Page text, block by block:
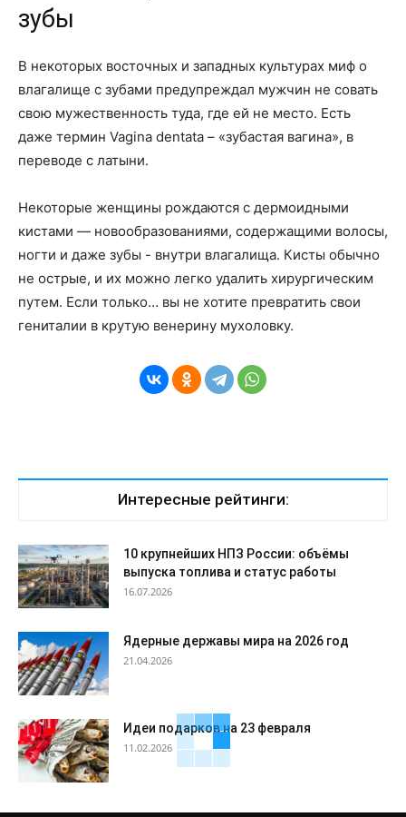
зубы
В некоторых восточных и западных культурах миф о
влагалище с зубами предупреждал мужчин не совать
свою мужественность туда, где ей не место. Есть
даже термин Vagina dentata – «зубастая вагина», в
переводе с латыни.
Некоторые женщины рождаются с дермоидными
кистами — новообразованиями, содержащими волосы,
ногти и даже зубы - внутри влагалища. Кисты обычно
не острые, и их можно легко удалить хирургическим
путем. Если только… вы не хотите превратить свои
гениталии в крутую венерину мухоловку.
Интересные рейтинги:
10 крупнейших НПЗ России: объёмы
выпуска топлива и статус работы
16.07.2026
Ядерные державы мира на 2026 год
21.04.2026
Идеи подарков на 23 февраля
11.02.2026